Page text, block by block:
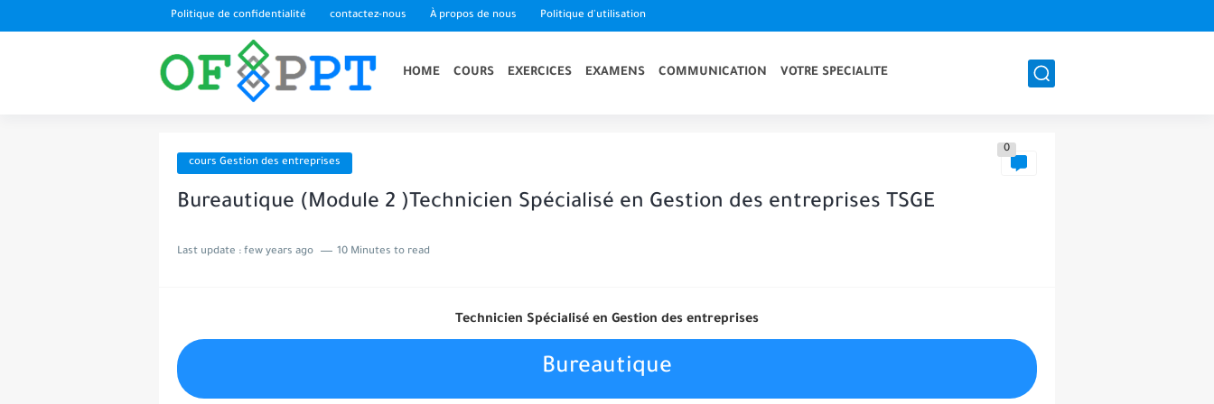
Politique de confidentialité contactez-nous À propos de nous Politique d'utilisation
HOME COURS EXERCICES EXAMENS COMMUNICATION VOTRE SPECIALITE
cours Gestion des entreprises
0
Bureautique (Module 2 )Technicien Spécialisé en Gestion des entreprises TSGE
Last update : few years ago 10 Minutes to read
Technicien Spécialisé en Gestion des entreprises
Bureautique